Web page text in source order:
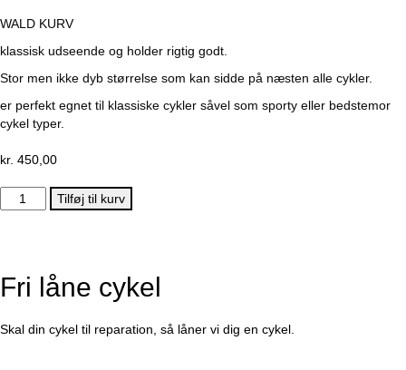
WALD KURV
klassisk udseende og holder rigtig godt.
Stor men ikke dyb størrelse som kan sidde på næsten alle cykler.
er perfekt egnet til klassiske cykler såvel som sporty eller bedstemor
cykel typer.
kr. 450,00
WALD
KURV
Tilføj til kurv
Fri låne cykel
Skal din cykel til reparation, så låner vi dig en cykel.